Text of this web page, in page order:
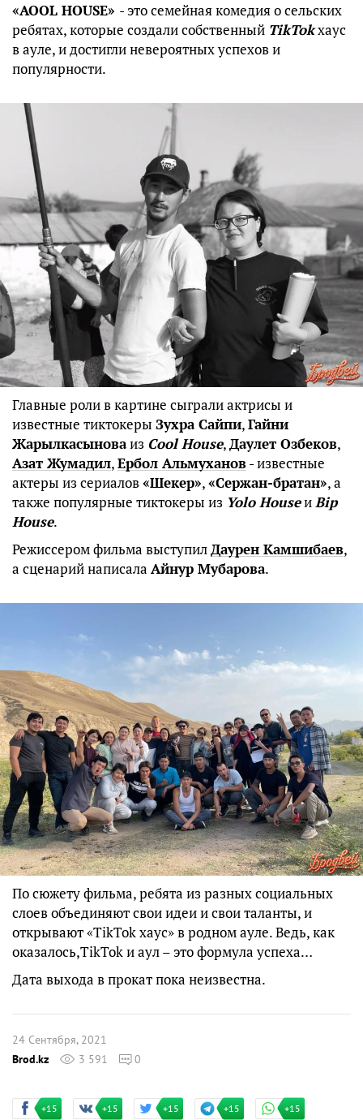
«AOOL HOUSE» - это семейная комедия о сельских
ребятах, которые создали собственный TikTokхаус
в ауле, и достигли невероятных успехов и
популярности.
Главные роли в картине сыграли актрисы и
известные тиктокеры Зухра Сайпи,Гайни
Жарылкасыноваиз Cool House,Даулет Озбеков,
Азат Жумадил,Ербол Альмуханов- известные
актеры из сериалов«Шекер»,«Сержан-братан», а
также популярные тиктокеры из Yolo HouseиBip
House.
Режиссером фильма выступилДаурен Камшибаев,
а сценарий написала Айнур Мубарова.
По сюжету фильма, ребята из разных социальных
слоев объединяют свои идеи и свои таланты, и
открывают «TikTok хаус» в родном ауле. Ведь, как
оказалось,TikTok и аул – это формула успеха…
Дата выхода в прокат пока неизвестна.
24 Сентября, 2021
Brod.kz
3 591 0
+15 +15 +15 +15 +15